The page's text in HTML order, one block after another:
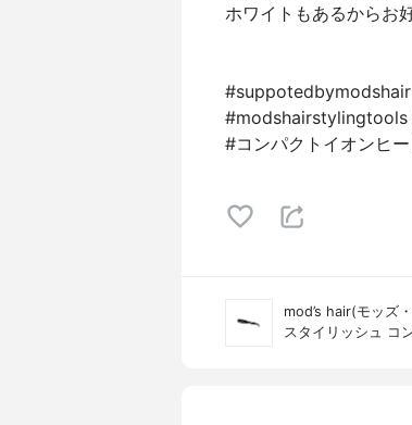
ホワイトもあるからお
#コンパクトイオンヒ
mod’s hair(モッズ
スタイリッシュ コ